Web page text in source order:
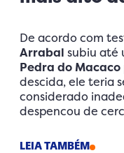
De acordo com
Arrabal subiu até
Pedra do Macaco
descida, ele teria
considerado
despencou de
LEIA TAMBÉM